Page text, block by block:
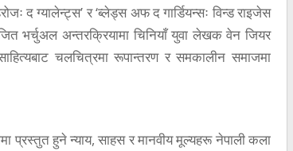
द ग्यालेन्ट्स’ र ‘ब्लेड्स अफ द गार्डियन्सः विन्ड राइजेस
भर्चुअल अन्तरक्रियामा चिनियाँ युवा लेखक वेन जियर
चलचित्रमा रूपान्तरण र समकालीन समाजमा
प्रस्तुत हुने न्याय, साहस र मानवीय मूल्यहरू नेपाली कला